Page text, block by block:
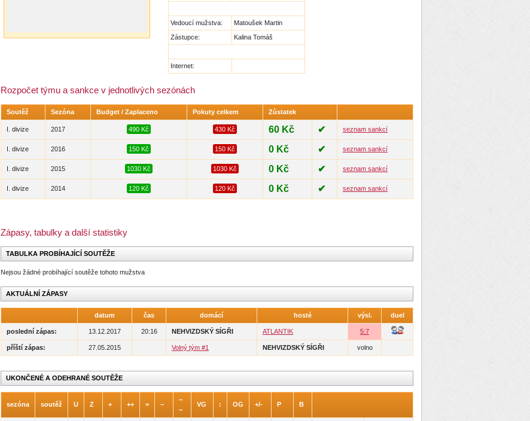
Vedoucí mužstva:
Matoušek Martin
Zástupce:
Kalina Tomáš
Internet:
Rozpočet týmu a sankce v jednotlivých sezónách
Soutěž Sezóna Budget / Zaplaceno Pokuty celkem Zůstatek
I. divize 2017 490 Kč 430 Kč 60 Kč ✔ seznam sankcí
I. divize 2016 150 Kč 150 Kč 0 Kč ✔ seznam sankcí
I. divize 2015 1030 Kč 1030 Kč 0 Kč ✔ seznam sankcí
I. divize 2014 120 Kč 120 Kč 0 Kč ✔ seznam sankcí
Zápasy, tabulky a další statistiky
TABULKA PROBÍHAJÍCÍ SOUTĚŽE
Nejsou žádné probíhající soutěže tohoto mužstva
AKTUÁLNÍ ZÁPASY
datum čas domácí hosté výsl. duel
poslední zápas: 13.12.2017 20:16 NEHVIZDSKÝ SÍGŘI ATLANTIK 5:7
příští zápas: 27.05.2015 Volný tým #1 NEHVIZDSKÝ SÍGŘI volno
UKONČENÉ A ODEHRANÉ SOUTĚŽE
sezóna soutěž U Z + ++ = −
−
−
VG : OG +/- P B